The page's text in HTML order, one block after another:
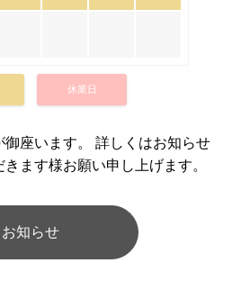
休業日
座います。 詳しくはお知らせ
ます様お願い申し上げます。
お知らせ